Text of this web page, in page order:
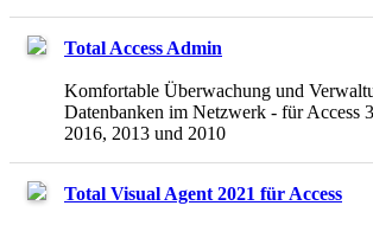
Total Access Admin
Komfortable Überwachung und
Datenbanken im Netzwerk - für Access
2016, 2013 und 2010
Total Visual Agent 2021 für Access